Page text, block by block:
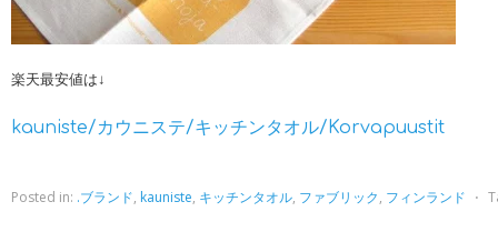
楽天最安値は↓
kauniste/カウニステ/キッチンタオル/Korvapuustit
Posted in: .ブランド, kauniste, キッチンタオル, ファブリック, フィンランド ⋅